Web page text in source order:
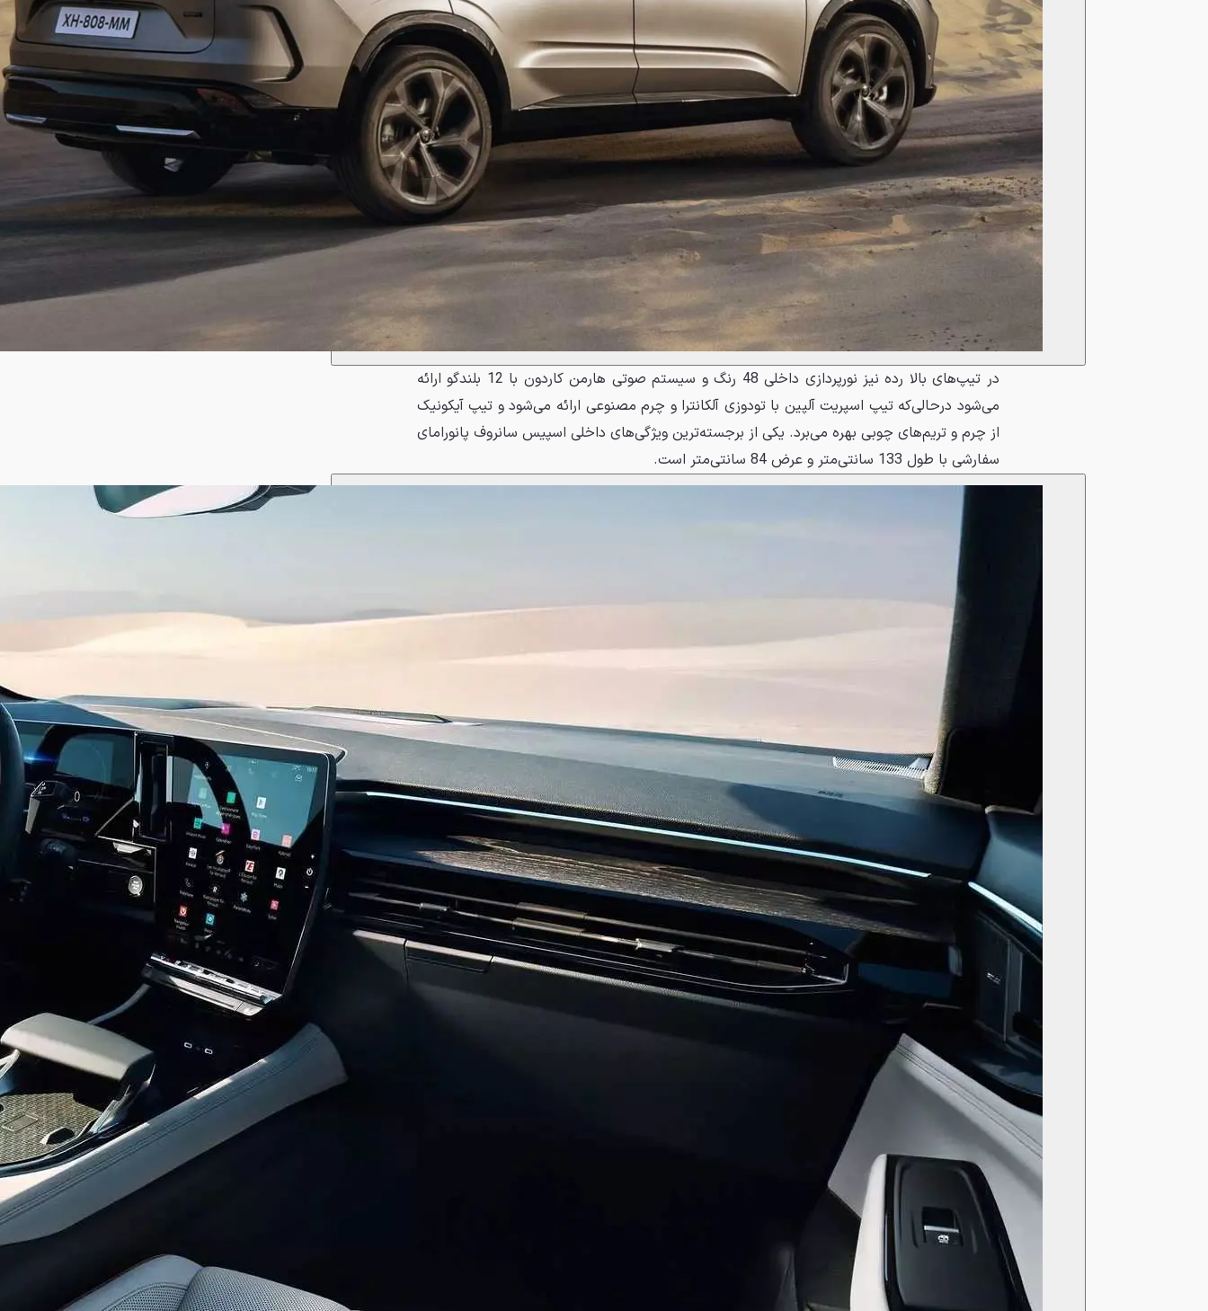
در تیپ‌های بالا رده نیز نورپردازی داخلی 48 رنگ و سیستم صوتی هارمن کاردون با 12 بلندگو ارائه
می‌شود درحالی‌که تیپ اسپریت آلپین با تودوزی آلکانترا و چرم مصنوعی ارائه می‌شود و تیپ آیکونیک
از چرم و تریم‌های چوبی بهره می‌برد. یکی از برجسته‌ترین ویژگی‌های داخلی اسپیس سانروف پانورامای
سفارشی با طول 133 سانتی‌متر و عرض 84 سانتی‌متر است.